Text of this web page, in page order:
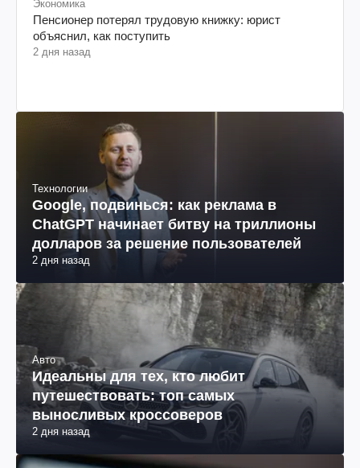
Экономика
Пенсионер потерял трудовую книжку: юрист
объяснил, как поступить
Технологии
Google, подвинься: как реклама в
ChatGPT начинает битву на триллионы
долларов за решение пользователей
Авто
Идеальны для тех, кто любит
путешествовать: топ самых
выносливых кроссоверов